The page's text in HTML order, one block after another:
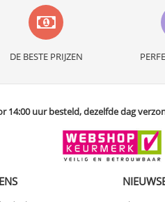
DE BESTE PRIJZEN
uur besteld, dezelfde dag